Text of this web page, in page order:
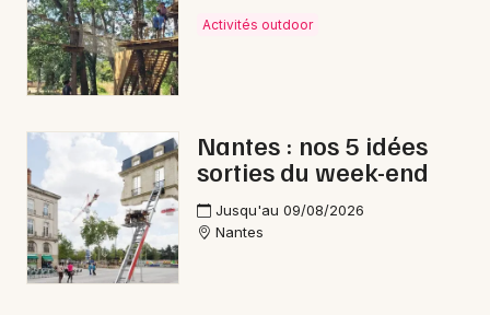
Activités outdoor
Nantes : nos 5 idées
sorties du week-end
Jusqu'au 09/08/2026
Nantes